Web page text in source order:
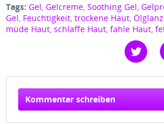
Tags: Gel, Gelcreme, Soothing Gel,
Gel, Feuchtigkeit, trockene Haut, Ölglanz
müde Haut, schlaffe Haut, fahle Haut,
Kommentar schreiben